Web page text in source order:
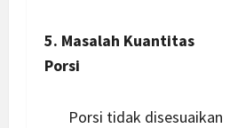
5. Masalah Kuantitas
Porsi
Porsi tidak disesuaikan